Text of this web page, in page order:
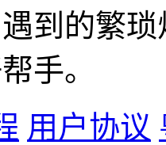
到的繁
手。
用户协议